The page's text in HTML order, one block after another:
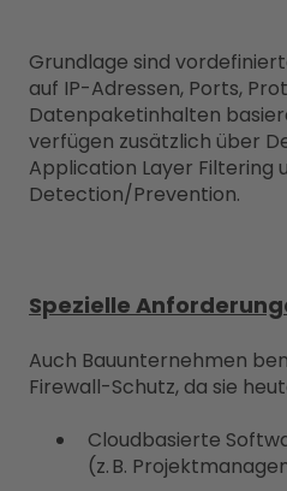
Grundlage sind
auf IP-Adressen, Ports,
Datenpaketinhalten
verfügen zusätzlich über
Application Layer Filtering
Detection/Prevention.
Spezielle
Auch Bauunternehmen
Firewall-Schutz, da sie
Cloudbasierte
(z. B.